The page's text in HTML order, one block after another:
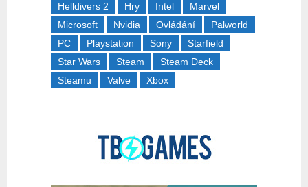
Helldivers 2
Hry Intel
Marvel
Microsoft
Nvidia Ovládání
Palworld
PC
Playstation Sony
Starfield
Star Wars
Steam
Steam Deck
Steamu
Valve Xbox